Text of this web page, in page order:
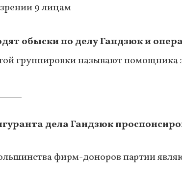
9 лицам
обыски по делу Гандзюк и
группировки называют помощника
дела Гандзюк
фирм-доноров партии